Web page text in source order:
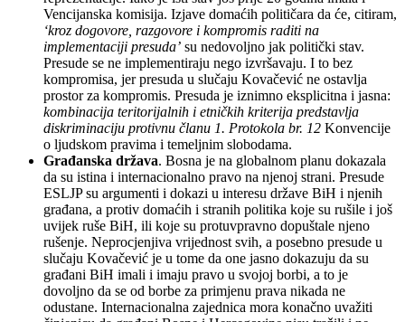
Vencijanska komisija. Izjave domaćih političara da će, citiram,
‘kroz dogovore, razgovore i kompromis raditi na
implementaciji presuda’ su nedovoljno jak politički stav.
Presude se ne implementiraju nego izvršavaju. I to bez
kompromisa, jer presuda u slučaju Kovačević ne ostavlja
prostor za kompromis. Presuda je iznimno eksplicitna i jasna:
kombinacija teritorijalnih i etničkih kriterija predstavlja
diskriminaciju protivnu članu 1. Protokola br. 12 Konvencije
o ljudskom pravima i temeljnim slobodama.
Građanska država. Bosna je na globalnom planu dokazala
da su istina i internacionalno pravo na njenoj strani. Presude
ESLJP su argumenti i dokazi u interesu države BiH i njenih
građana, a protiv domaćih i stranih politika koje su rušile i još
uvijek ruše BiH, ili koje su protuvpravno dopuštale njeno
rušenje. Neprocjenjiva vrijednost svih, a posebno presude u
slučaju Kovačević je u tome da one jasno dokazuju da su
građani BiH imali i imaju pravo u svojoj borbi, a to je
dovoljno da se od borbe za primjenu prava nikada ne
odustane. Internacionalna zajednica mora konačno uvažiti